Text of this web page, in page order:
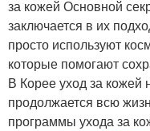
за кожей Основной
заключается в их
просто используют
которые помогают
В Корее уход за кожей
продолжается всю
программы ухода за